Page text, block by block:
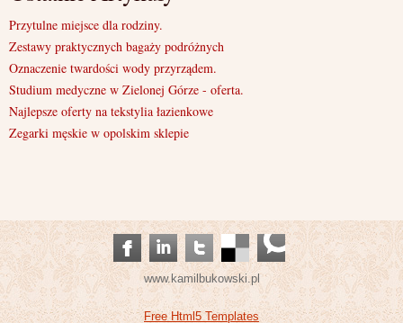
Przytulne miejsce dla rodziny.
Zestawy praktycznych bagaży podróżnych
Oznaczenie twardości wody przyrządem.
Studium medyczne w Zielonej Górze - oferta.
Najlepsze oferty na tekstylia łazienkowe
Zegarki męskie w opolskim sklepie
www.kamilbukowski.pl
Free Html5 Templates